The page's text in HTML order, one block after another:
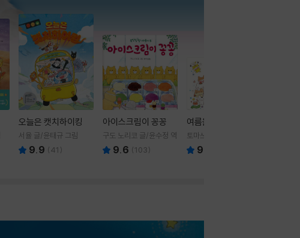
오늘은 캣치하이킹
서율 글/윤태규 그림
9.9 (41 )
아이스크림이 꽁꽁
구도 노리코 글/윤수정 역
9.6 (103)
여름을 부탁해
토마쓰리 글그림
9.8